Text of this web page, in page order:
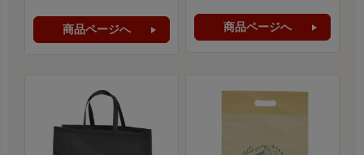
商品ページへ 商品ページへ